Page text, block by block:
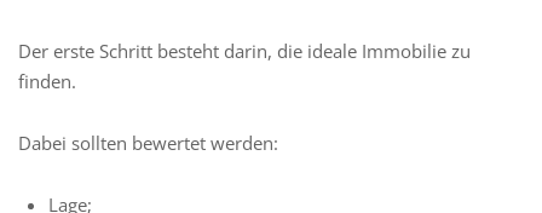
Der erste Schritt besteht darin, die ideale Immobilie zu
finden.
Dabei sollten bewertet werden:
Lage;